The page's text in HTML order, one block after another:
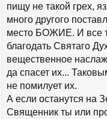
пищу не такой грех,
много другого
место БОЖИЕ. И все
благодать Святаго
вещественное
да спасет их...
не помилует их.
А если останутся на
Священник ты или